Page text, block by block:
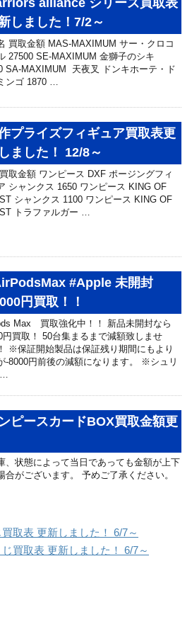
alliance シリーズ買取表
しました！7/2～
買取金額 MAS-MAXIMUM サー・クロコ
27500 SE-MAXIMUM 金獅子のシキ
SA-MAXIMUM 天夜叉 ドンキホーテ・ド
ンゴ 1870 …
プライズフィギュア買取表更
ました！ 12/8～
取金額 ワンピース DXF ポージングフィ
シャンクス 1650 ワンピース KING OF
シャンクス 1100 ワンピース KING OF
トラファルガー …
#Apple 未開封
円買取！！
Max 買取強化中！！ 新品未開封なら
円買取！ 50台集まるまで減額致しませ
※保証開始製品は保証残り期間にもより
-8000円前後の減額になります。 ※シュリ
ピースカードBOX買取金額更
、状態によって当日であっても金額が上下
合がございます。 予めご了承ください。
取表 更新しました！ 6/7～
買取表 更新しました！ 6/7～